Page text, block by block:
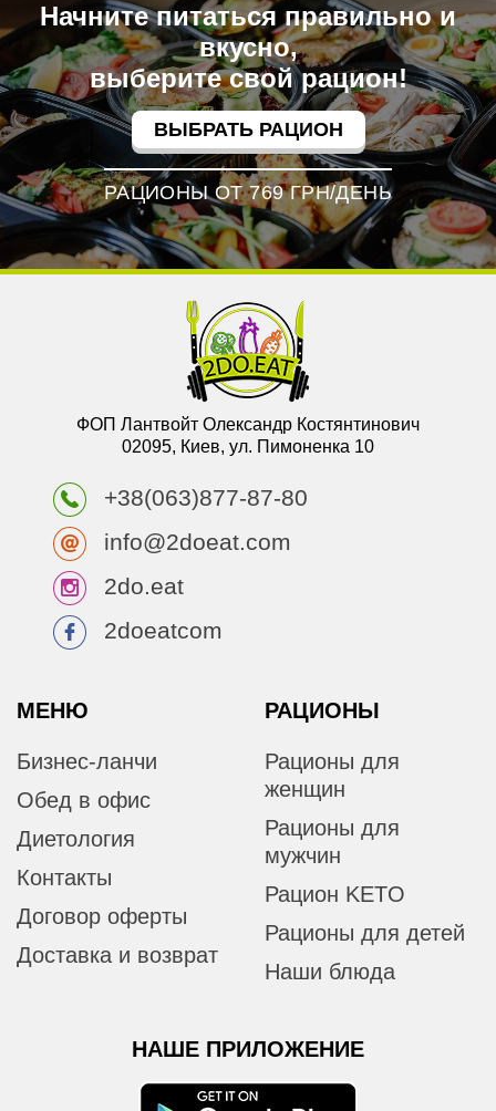
Начните питаться правильно и
вкусно,
выберите свой рацион!
ВЫБРАТЬ РАЦИОН
РАЦИОНЫ ОТ 769 ГРН/ДЕНЬ
ФОП Лантвойт Олександр Костянтинович
02095, Киев, ул. Пимоненка 10
+38(063)877-87-80
info@2doeat.com
2do.eat
2doeatcom
МЕНЮ
Бизнес-ланчи
Обед в офис
Диетология
Контакты
Договор оферты
Доставка и возврат
РАЦИОНЫ
Рационы для
женщин
Рационы для
мужчин
Рацион KETO
Рационы для детей
Наши блюда
НАШЕ ПРИЛОЖЕНИЕ